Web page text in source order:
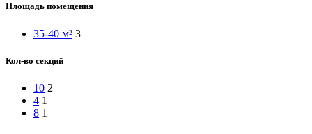
Площадь помещения
35-40 м² 3
Кол-во секций
10 2
4 1
8 1